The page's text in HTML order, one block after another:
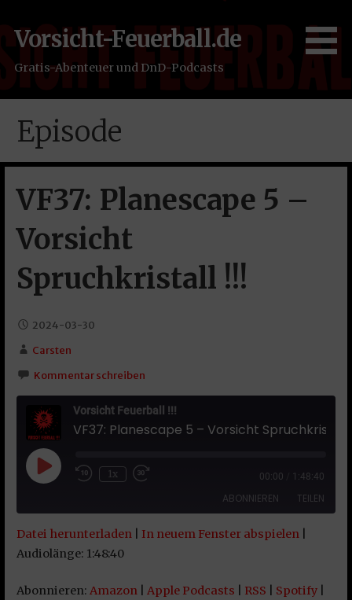
Inhalt
springen
Vorsicht-Feuerball.de
Gratis-Abenteuer und DnD-Podcasts
Episode
VF37: Planescape 5 –
Vorsicht
Spruchkristall !!!
2024-03-30
Carsten
Kommentar schreiben
Vorsicht Feuerball !!!
Play Episode1x 00:00 1:48:40
ABONNIEREN TEILEN
Amazon
YouTube
TEILEN
Datei herunterladen| In neuem Fenster abspielen|
Audiolänge: 1:48:40
Abonnieren: Amazon| Apple Podcasts RSS Spotify|